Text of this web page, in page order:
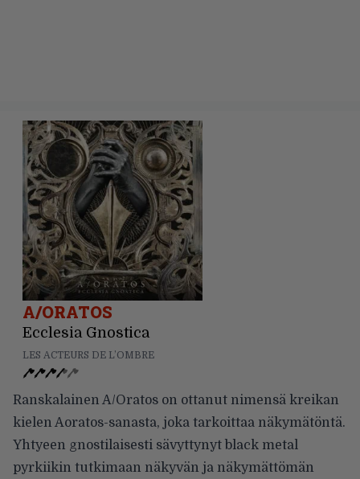
A/ORATOS
Ecclesia Gnostica
LES ACTEURS DE L’OMBRE
Ranskalainen A/Oratos on ottanut nimensä kreikan
kielen Aoratos-sanasta, joka tarkoittaa näkymätöntä.
Yhtyeen gnostilaisesti sävyttynyt black metal
pyrkiikin tutkimaan näkyvän ja näkymättömän